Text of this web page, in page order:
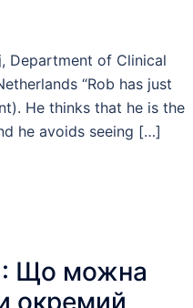
Department of Clinical
“Rob has just
He thinks that he is the
he avoids seeing […]
Що можна
окремий